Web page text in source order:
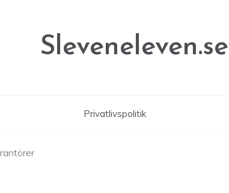
Sleveneleven.se
Privatlivspolitik